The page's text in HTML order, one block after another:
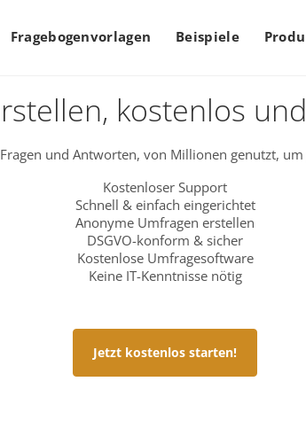
Fragebogenvorlagen Beispiele
kostenlos
und Antworten, von Millionen genutzt,
Kostenloser Support
Schnell & einfach eingerichtet
Anonyme Umfragen erstellen
DSGVO-konform & sicher
Kostenlose Umfragesoftware
Keine IT-Kenntnisse nötig
Jetzt kostenlos starten!